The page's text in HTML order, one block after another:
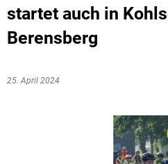
startet auch in
Berensberg
25. April 2024